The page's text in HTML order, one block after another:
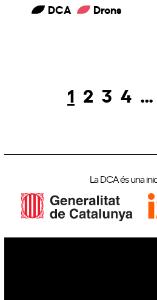
DCA Drons
Page
1 Page
2 Page
3 4 …
La DCA és una